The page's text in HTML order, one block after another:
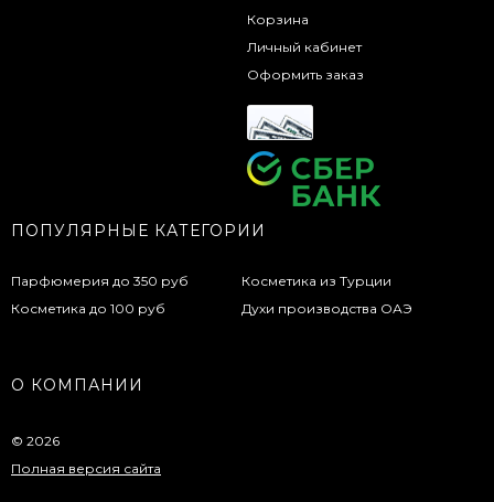
Корзина
Личный кабинет
Оформить заказ
ПОПУЛЯРНЫЕ КАТЕГОРИИ
Парфюмерия до 350 руб
Косметика до 100 руб
Косметика из Турции
Духи производства ОАЭ
О КОМПАНИИ
© 2026
Полная версия сайта